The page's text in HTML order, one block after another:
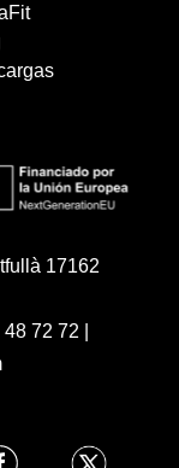
17162
72 72